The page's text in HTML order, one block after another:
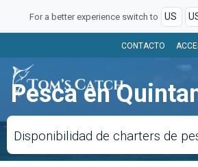
For a better experience switch to
CONTACTO
Pesca en
Disponibilidad de charters de